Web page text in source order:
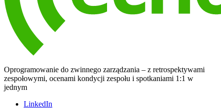
Oprogramowanie do zwinnego zarządzania – z retrospektywami
zespołowymi, ocenami kondycji zespołu i spotkaniami 1:1 w
jednym
LinkedIn